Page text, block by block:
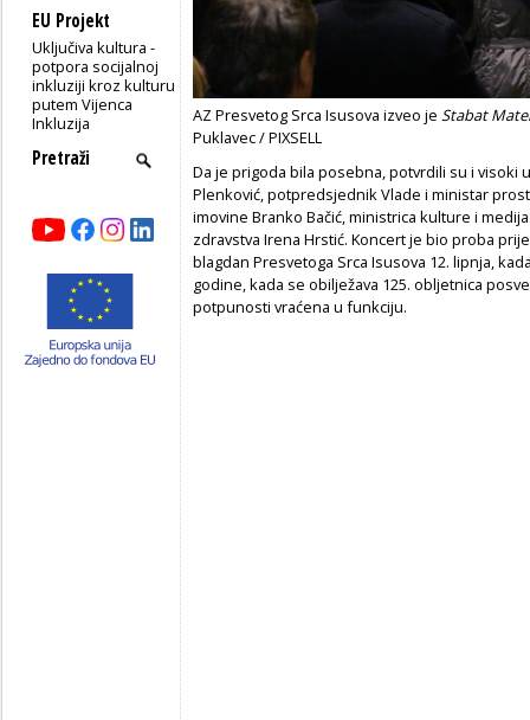
EU Projekt
Uključiva kultura -
potpora socijalnoj
inkluziji kroz kulturu
putem Vijenca
Inkluzija
AZ Presvetog Srca Isusova izveo je Stabat
Puklavec / PIXSELL
Da je prigoda bila posebna, potvrdili su i visoki
Plenković, potpredsjednik Vlade i ministar
imovine Branko Bačić, ministrica kulture i
zdravstva Irena Hrstić. Koncert je bio proba
blagdan Presvetoga Srca Isusova 12. lipnja,
godine, kada se obilježava 125. obljetnica
potpunosti vraćena u funkciju.